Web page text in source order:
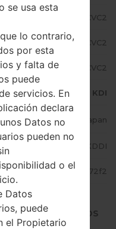
SCG01KDU1CVC2
SCG01QDI1CVC2
SCG01KDU1CVC2
KDI
Japan
KDDI
LOS ARCHIVOS
se usa esta
lo contrario,
por esta
y falta de
puede
servicios. En
declara
Datos no
pueden no
o el
Datos
puede
el Propietario